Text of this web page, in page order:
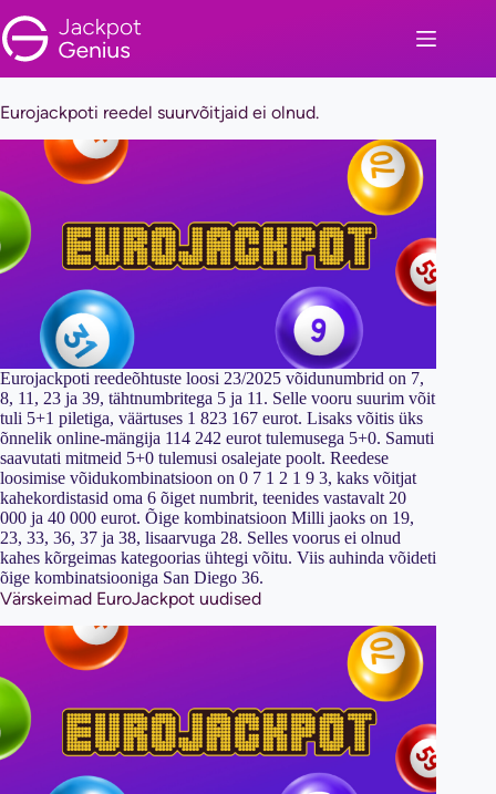
to
content
Eurojackpoti reedel suurvõitjaid ei olnud.
Eurojackpoti reedeõhtuste loosi 23/2025 võidunumbrid on 7,
8, 11, 23 ja 39, tähtnumbritega 5 ja 11. Selle vooru suurim võit
tuli 5+1 piletiga, väärtuses 1 823 167 eurot. Lisaks võitis üks
õnnelik online-mängija 114 242 eurot tulemusega 5+0. Samuti
saavutati mitmeid 5+0 tulemusi osalejate poolt. Reedese
loosimise võidukombinatsioon on 0 7 1 2 1 9 3, kaks võitjat
kahekordistasid oma 6 õiget numbrit, teenides vastavalt 20
000 ja 40 000 eurot. Õige kombinatsioon Milli jaoks on 19,
23, 33, 36, 37 ja 38, lisaarvuga 28. Selles voorus ei olnud
kahes kõrgeimas kategoorias ühtegi võitu. Viis auhinda võideti
õige kombinatsiooniga San Diego 36.
Värskeimad EuroJackpot uudised